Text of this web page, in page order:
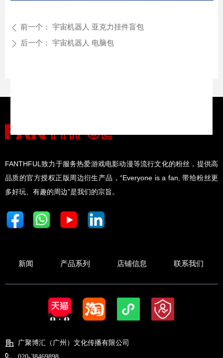
ꄴ 前一个： 宇宙机器人 亚克力挂件盲包
ꄲ 后一个： 宇宙机器人 电脑包
新闻 产品系列 店铺信息 联系我们
FANTHFUL致力于服务热爱游戏电影动漫等流行文化的粉丝，提供高
品质的官方授权正版周边衍生产品，“Everyone is a fan, 带给粉丝更
多好玩、有趣的周边”是我们的宗旨。
广聚博汇（广州）文化传播有限公司